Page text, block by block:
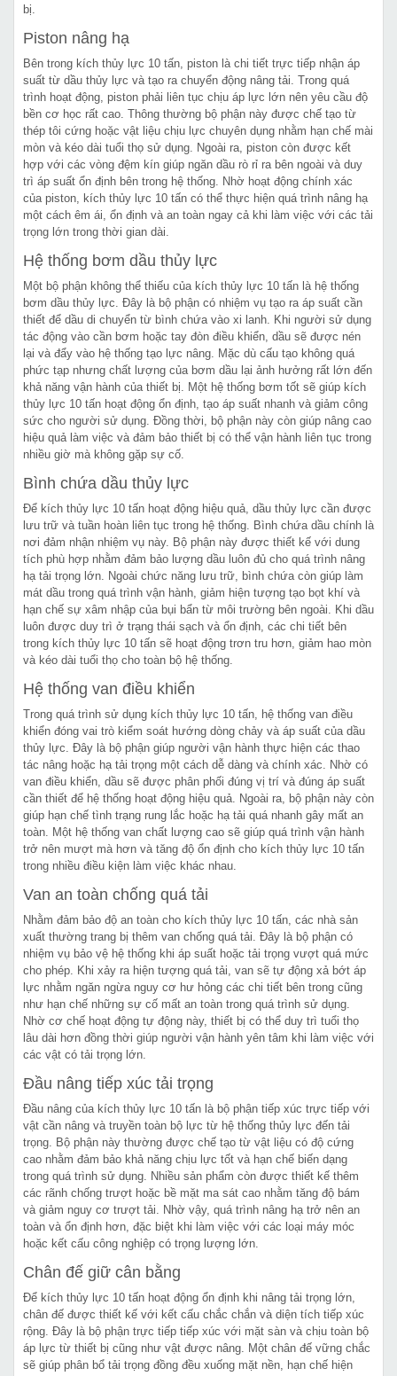
bị.
Piston nâng hạ
Bên trong kích thủy lực 10 tấn, piston là chi tiết trực tiếp nhận áp
suất từ dầu thủy lực và tạo ra chuyển động nâng tải. Trong quá
trình hoạt động, piston phải liên tục chịu áp lực lớn nên yêu cầu độ
bền cơ học rất cao. Thông thường bộ phận này được chế tạo từ
thép tôi cứng hoặc vật liệu chịu lực chuyên dụng nhằm hạn chế mài
mòn và kéo dài tuổi thọ sử dụng. Ngoài ra, piston còn được kết
hợp với các vòng đệm kín giúp ngăn dầu rò rỉ ra bên ngoài và duy
trì áp suất ổn định bên trong hệ thống. Nhờ hoạt động chính xác
của piston, kích thủy lực 10 tấn có thể thực hiện quá trình nâng hạ
một cách êm ái, ổn định và an toàn ngay cả khi làm việc với các tải
trọng lớn trong thời gian dài.
Hệ thống bơm dầu thủy lực
Một bộ phận không thể thiếu của kích thủy lực 10 tấn là hệ thống
bơm dầu thủy lực. Đây là bộ phận có nhiệm vụ tạo ra áp suất cần
thiết để dầu di chuyển từ bình chứa vào xi lanh. Khi người sử dụng
tác động vào cần bơm hoặc tay đòn điều khiển, dầu sẽ được nén
lại và đẩy vào hệ thống tạo lực nâng. Mặc dù cấu tạo không quá
phức tạp nhưng chất lượng của bơm dầu lại ảnh hưởng rất lớn đến
khả năng vận hành của thiết bị. Một hệ thống bơm tốt sẽ giúp kích
thủy lực 10 tấn hoạt động ổn định, tạo áp suất nhanh và giảm công
sức cho người sử dụng. Đồng thời, bộ phận này còn giúp nâng cao
hiệu quả làm việc và đảm bảo thiết bị có thể vận hành liên tục trong
nhiều giờ mà không gặp sự cố.
Bình chứa dầu thủy lực
Để kích thủy lực 10 tấn hoạt động hiệu quả, dầu thủy lực cần được
lưu trữ và tuần hoàn liên tục trong hệ thống. Bình chứa dầu chính là
nơi đảm nhận nhiệm vụ này. Bộ phận này được thiết kế với dung
tích phù hợp nhằm đảm bảo lượng dầu luôn đủ cho quá trình nâng
hạ tải trọng lớn. Ngoài chức năng lưu trữ, bình chứa còn giúp làm
mát dầu trong quá trình vận hành, giảm hiện tượng tạo bọt khí và
hạn chế sự xâm nhập của bụi bẩn từ môi trường bên ngoài. Khi dầu
luôn được duy trì ở trạng thái sạch và ổn định, các chi tiết bên
trong kích thủy lực 10 tấn sẽ hoạt động trơn tru hơn, giảm hao mòn
và kéo dài tuổi thọ cho toàn bộ hệ thống.
Hệ thống van điều khiển
Trong quá trình sử dụng kích thủy lực 10 tấn, hệ thống van điều
khiển đóng vai trò kiểm soát hướng dòng chảy và áp suất của dầu
thủy lực. Đây là bộ phận giúp người vận hành thực hiện các thao
tác nâng hoặc hạ tải trọng một cách dễ dàng và chính xác. Nhờ có
van điều khiển, dầu sẽ được phân phối đúng vị trí và đúng áp suất
cần thiết để hệ thống hoạt động hiệu quả. Ngoài ra, bộ phận này còn
giúp hạn chế tình trạng rung lắc hoặc hạ tải quá nhanh gây mất an
toàn. Một hệ thống van chất lượng cao sẽ giúp quá trình vận hành
trở nên mượt mà hơn và tăng độ ổn định cho kích thủy lực 10 tấn
trong nhiều điều kiện làm việc khác nhau.
Van an toàn chống quá tải
Nhằm đảm bảo độ an toàn cho kích thủy lực 10 tấn, các nhà sản
xuất thường trang bị thêm van chống quá tải. Đây là bộ phận có
nhiệm vụ bảo vệ hệ thống khi áp suất hoặc tải trọng vượt quá mức
cho phép. Khi xảy ra hiện tượng quá tải, van sẽ tự động xả bớt áp
lực nhằm ngăn ngừa nguy cơ hư hỏng các chi tiết bên trong cũng
như hạn chế những sự cố mất an toàn trong quá trình sử dụng.
Nhờ cơ chế hoạt động tự động này, thiết bị có thể duy trì tuổi thọ
lâu dài hơn đồng thời giúp người vận hành yên tâm khi làm việc với
các vật có tải trọng lớn.
Đầu nâng tiếp xúc tải trọng
Đầu nâng của kích thủy lực 10 tấn là bộ phận tiếp xúc trực tiếp với
vật cần nâng và truyền toàn bộ lực từ hệ thống thủy lực đến tải
trọng. Bộ phận này thường được chế tạo từ vật liệu có độ cứng
cao nhằm đảm bảo khả năng chịu lực tốt và hạn chế biến dạng
trong quá trình sử dụng. Nhiều sản phẩm còn được thiết kế thêm
các rãnh chống trượt hoặc bề mặt ma sát cao nhằm tăng độ bám
và giảm nguy cơ trượt tải. Nhờ vậy, quá trình nâng hạ trở nên an
toàn và ổn định hơn, đặc biệt khi làm việc với các loại máy móc
hoặc kết cấu công nghiệp có trọng lượng lớn.
Chân đế giữ cân bằng
Để kích thủy lực 10 tấn hoạt động ổn định khi nâng tải trọng lớn,
chân đế được thiết kế với kết cấu chắc chắn và diện tích tiếp xúc
rộng. Đây là bộ phận trực tiếp tiếp xúc với mặt sàn và chịu toàn bộ
áp lực từ thiết bị cũng như vật được nâng. Một chân đế vững chắc
sẽ giúp phân bổ tải trọng đồng đều xuống mặt nền, hạn chế hiện